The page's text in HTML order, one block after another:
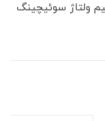
ولتاژ سوئیچینگ